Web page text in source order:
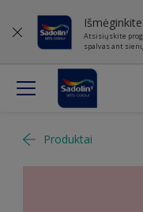
Atsisiųskite
spalvas ant sienų
Produktai